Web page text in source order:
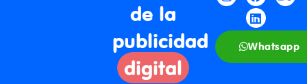
de la
publicidad
digital
Whatsapp